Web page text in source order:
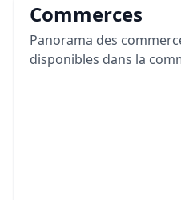
Commerces
Panorama des
disponibles dans la